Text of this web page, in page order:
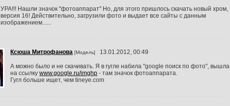
УРА!!! Нашли значок "фотоаппарат" Но, для этого пришлось скачать новый хром,
версия 16! Действительно, загрузили фото и выдает все сайты с данным
изображением......
Ксюша Митрофанова [Модель] 13.01.2012, 00:49
А можно было и не скачивать. Я в гугле набила "google поиск по фото", вышла
на ссылку www.google.ru/imghp - там значок фотоаппарата.
Гугл больше ищет, чем tineye.com